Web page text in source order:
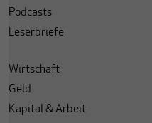
Podcasts
Leserbriefe
Wirtschaft
Geld
Kapital & Arbeit